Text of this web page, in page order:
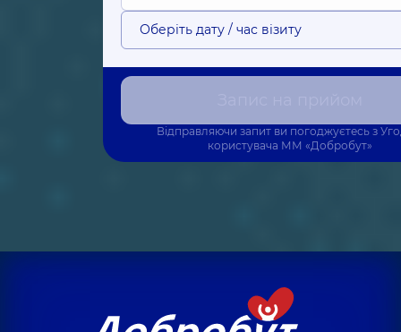
Оберіть дату / час візиту
Відправляючи запит ви погоджуєтесь з
користувача ММ «Добробут»